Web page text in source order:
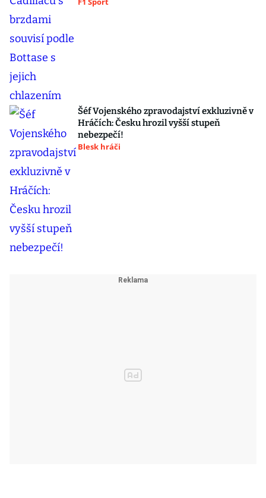
Šéf Vojenského zpravodajství exkluzivně v
Hráčích: Česku hrozil vyšší stupeň
nebezpečí!
Blesk hráči